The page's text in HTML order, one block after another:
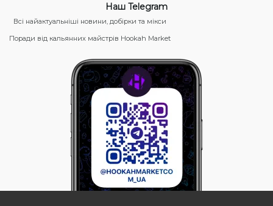
Наш Telegram
Всі найактуальніші новини, добірки та мікси
Поради від кальянних майстрів Hookah Market